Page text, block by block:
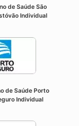
de Saúde São
Individual
de Saúde Porto
Individual